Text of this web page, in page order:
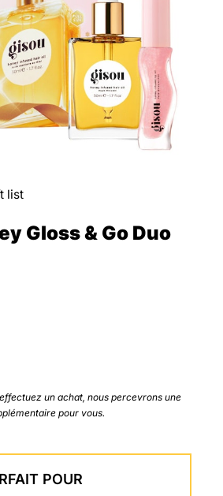
list
Gloss & Go Duo
un achat, nous percevrons une
pour vous.
POUR